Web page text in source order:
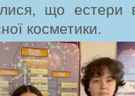
що естери
косметики.